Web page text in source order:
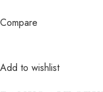
Compare
Add to wishlist